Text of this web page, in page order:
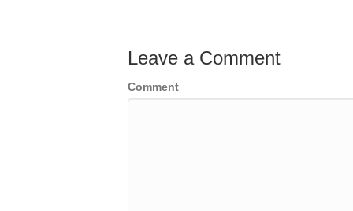
Leave a Comment
Comment